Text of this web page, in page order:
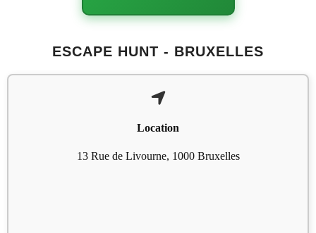
ESCAPE HUNT - BRUXELLES
Location
13 Rue de Livourne, 1000 Bruxelles